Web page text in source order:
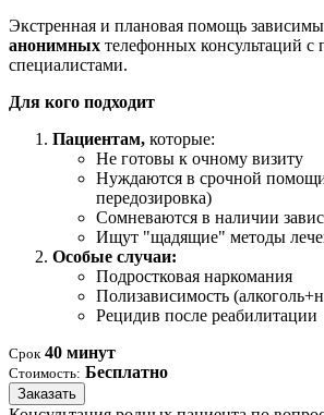
Экстренная и плановая помощь
анонимных телефонных консультаций
специалистами.
Для кого подходит
Пациентам, которые:
Не готовы к очному визиту
Нуждаются в срочной
передозировка)
Сомневаются в наличии
Ищут "щадящие" методы
Особые случаи:
Подростковая наркомания
Полизависимость
Рецидив после реабилитации
Срок 40 минут
Стоимость: Бесплатно
Заказать